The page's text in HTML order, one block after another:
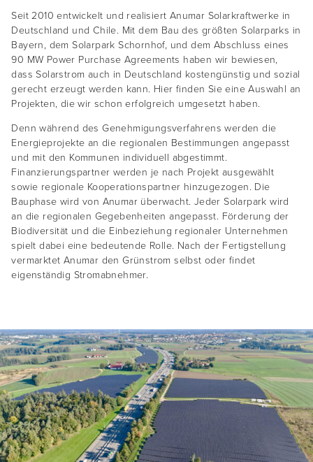
Seit 2010 entwickelt und realisiert Anumar Solarkraftwerke in
Deutschland und Chile. Mit dem Bau des größten Solarparks in
Bayern, dem Solarpark Schornhof, und dem Abschluss eines
90 MW Power Purchase Agreements haben wir bewiesen,
dass Solarstrom auch in Deutschland kostengünstig und sozial
gerecht erzeugt werden kann. Hier finden Sie eine Auswahl an
Projekten, die wir schon erfolgreich umgesetzt haben.
Denn während des Genehmigungsverfahrens werden die
Energieprojekte an die regionalen Bestimmungen angepasst
und mit den Kommunen individuell abgestimmt.
Finanzierungspartner werden je nach Projekt ausgewählt
sowie regionale Kooperationspartner hinzugezogen. Die
Bauphase wird von Anumar überwacht. Jeder Solarpark wird
an die regionalen Gegebenheiten angepasst. Förderung der
Biodiversität und die Einbeziehung regionaler Unternehmen
spielt dabei eine bedeutende Rolle. Nach der Fertigstellung
vermarktet Anumar den Grünstrom selbst oder findet
eigenständig Stromabnehmer.